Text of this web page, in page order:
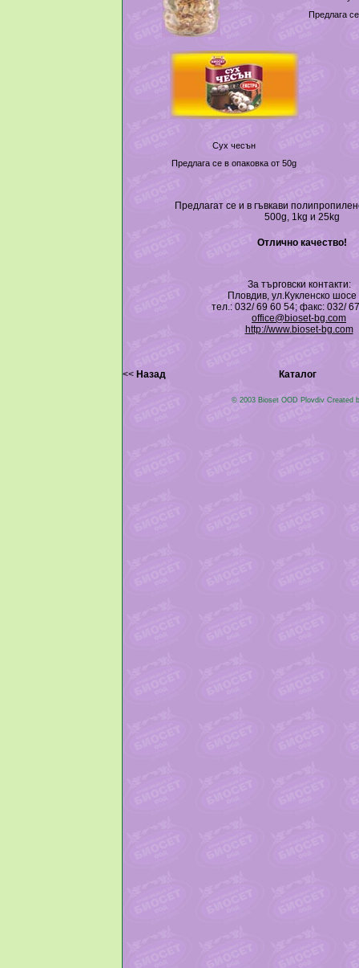
Предлага
Сух чесън
Предлага се в опаковка от 50g
Предлагат се и в гъвкави
500g, 1kg и 25kg
Отлично качество!
За търговски контакти:
Пловдив, ул.Кукленско шосе
тел.: 032/ 69 60 54; факс: 032/
office@bioset-bg.com
http://www.bioset-bg.com
<< Назад Каталог
© 2003 Bioset OOD Plovdiv